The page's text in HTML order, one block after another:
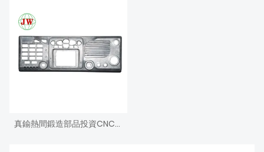
真鍮熱間鍛造部品投資CNC機械加工ダイカスト